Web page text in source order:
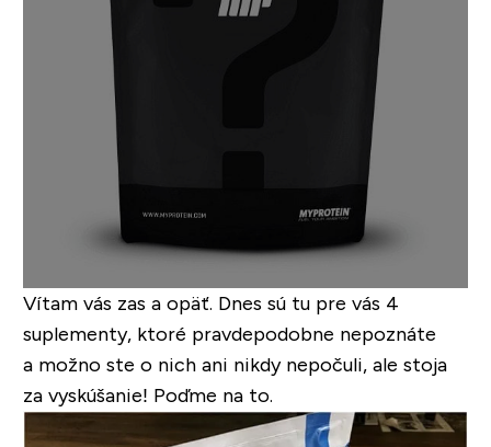
Vítam vás zas a opäť. Dnes sú tu pre vás 4
suplementy, ktoré pravdepodobne nepoznáte
a možno ste o nich ani nikdy nepočuli, ale stoja
za vyskúšanie! Poďme na to.